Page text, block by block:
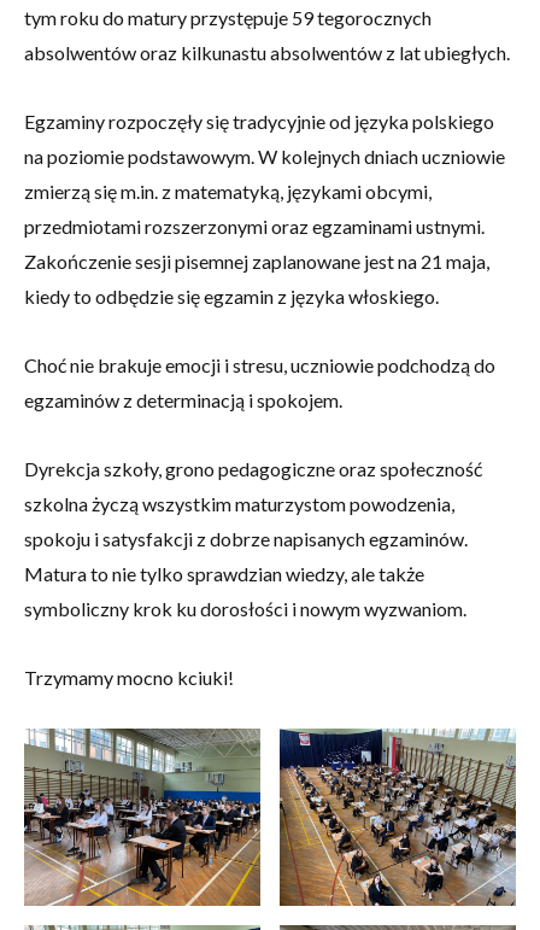
tym roku do matury przystępuje 59 tegorocznych
absolwentów oraz kilkunastu absolwentów z lat ubiegłych.
Egzaminy rozpoczęły się tradycyjnie od języka polskiego
na poziomie podstawowym. W kolejnych dniach uczniowie
zmierzą się m.in. z matematyką, językami obcymi,
przedmiotami rozszerzonymi oraz egzaminami ustnymi.
Zakończenie sesji pisemnej zaplanowane jest na 21 maja,
kiedy to odbędzie się egzamin z języka włoskiego.
Choć nie brakuje emocji i stresu, uczniowie podchodzą do
egzaminów z determinacją i spokojem.
Dyrekcja szkoły, grono pedagogiczne oraz społeczność
szkolna życzą wszystkim maturzystom powodzenia,
spokoju i satysfakcji z dobrze napisanych egzaminów.
Matura to nie tylko sprawdzian wiedzy, ale także
symboliczny krok ku dorosłości i nowym wyzwaniom.
Trzymamy mocno kciuki!